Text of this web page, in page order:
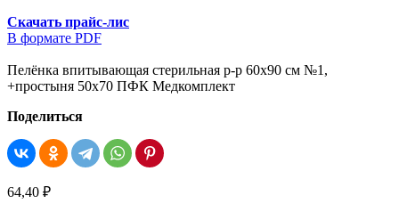
Скачать прайс-лис
В формате PDF
Пелёнка впитывающая стерильная р-р 60х90 см №1,
+простыня 50х70 ПФК Медкомплект
Поделиться
64,40 ₽